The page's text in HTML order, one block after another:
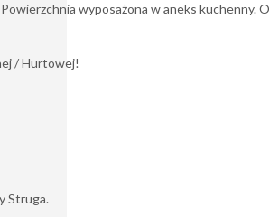
Powierzchnia wyposażona w aneks kuchenny.
/ Hurtowej!
Struga.